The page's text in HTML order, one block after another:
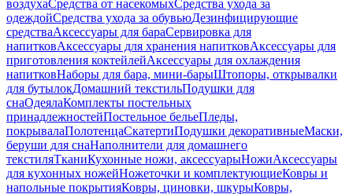
воздухаСредства от насекомыхСредства ухода за
одеждойСредства ухода за обувьюДезинфицирующие
средстваАксессуары для бараСервировка для
напитковАксессуары для хранения напитковАксессуары для
приготовления коктейлейАксессуары для охлаждения
напитковНаборы для бара, мини-барыШтопоры, открывалки
для бутылокДомашний текстильПодушки для
снаОдеялаКомплекты постельных
принадлежностейПостельное бельеПледы,
покрывалаПолотенцаСкатертиПодушки декоративныеМаски,
беруши для снаНаполнители для домашнего
текстиляТканиКухонные ножи, аксессуарыНожиАксессуары
для кухонных ножейНожеточки и комплектующиеКовры и
напольные покрытияКовры, циновки, шкурыКовры,